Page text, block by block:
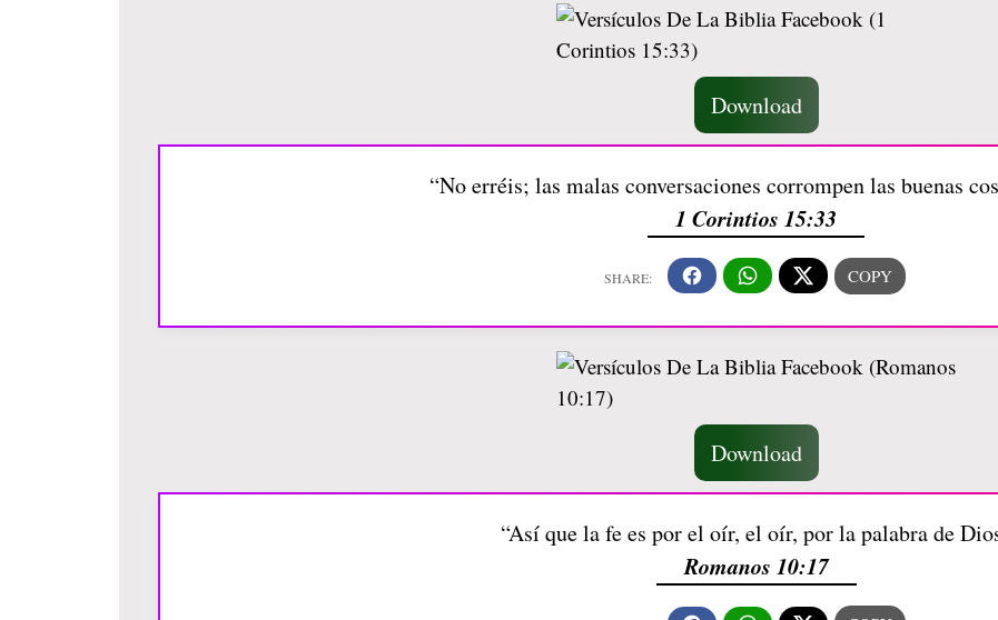
Download
“No erréis; las malas conversaciones corrompen las buenas
1 Corintios 15:33
Download
“Así que la fe es por el oír, el oír, por la palabra de
Romanos 10:17